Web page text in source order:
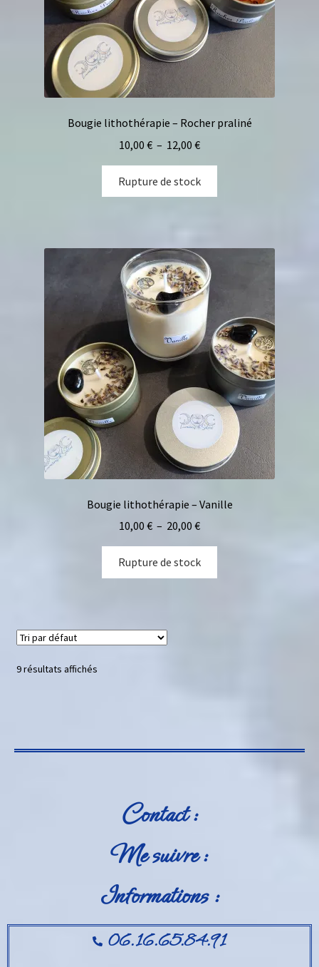
Bougie lithothérapie – Rocher praliné
10,00 € – 12,00 €
Rupture de stock
Bougie lithothérapie – Vanille
10,00 € – 20,00 €
Rupture de stock
9 résultats affichés
Contact :
Me suivre :
Informations :
06.16.65.84.91